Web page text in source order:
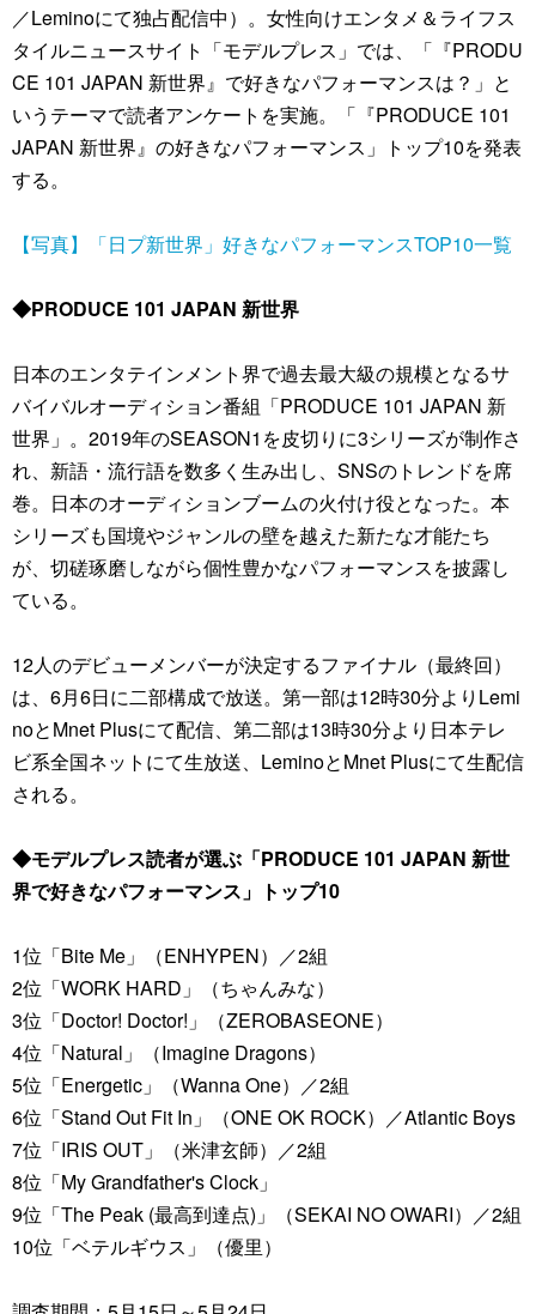
／Leminoにて独占配信中）。女性向けエンタメ＆ライフス
タイルニュースサイト「モデルプレス」では、「『PRODU
CE 101 JAPAN 新世界』で好きなパフォーマンスは？」と
いうテーマで読者アンケートを実施。「『PRODUCE 101
JAPAN 新世界』の好きなパフォーマンス」トップ10を発表
する。
【写真】「日プ新世界」好きなパフォーマンスTOP10一覧
◆PRODUCE 101 JAPAN 新世界
日本のエンタテインメント界で過去最大級の規模となるサ
バイバルオーディション番組「PRODUCE 101 JAPAN 新
世界」。2019年のSEASON1を皮切りに3シリーズが制作さ
れ、新語・流行語を数多く生み出し、SNSのトレンドを席
巻。日本のオーディションブームの火付け役となった。本
シリーズも国境やジャンルの壁を越えた新たな才能たち
が、切磋琢磨しながら個性豊かなパフォーマンスを披露し
ている。
12人のデビューメンバーが決定するファイナル（最終回）
は、6月6日に二部構成で放送。第一部は12時30分よりLemi
noとMnet Plusにて配信、第二部は13時30分より日本テレ
ビ系全国ネットにて生放送、LeminoとMnet Plusにて生配信
される。
◆モデルプレス読者が選ぶ「PRODUCE 101 JAPAN 新世
界で好きなパフォーマンス」トップ10
1位「Bite Me」（ENHYPEN）／2組
2位「WORK HARD」（ちゃんみな）
3位「Doctor! Doctor!」（ZEROBASEONE）
4位「Natural」（Imagine Dragons）
5位「Energetic」（Wanna One）／2組
6位「Stand Out Fit In」（ONE OK ROCK）／Atlantic Boys
7位「IRIS OUT」（米津玄師）／2組
8位「My Grandfather's Clock」
9位「The Peak (最高到達点)」（SEKAI NO OWARI）／2組
10位「ベテルギウス」（優里）